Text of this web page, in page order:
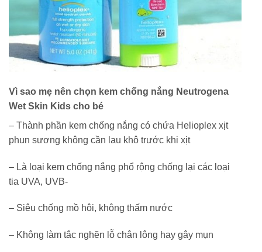
Vì sao mẹ nên chọn kem chống nắng Neutrogena
Wet Skin Kids cho bé
– Thành phần kem chống nắng có chứa Helioplex xịt
phun sương không cần lau khô trước khi xịt
– Là loại kem chống nắng phổ rộng chống lại các loại
tia UVA, UVB-
– Siêu chống mồ hôi, không thấm nước
– Không làm tắc nghẽn lỗ chân lông hay gây mụn